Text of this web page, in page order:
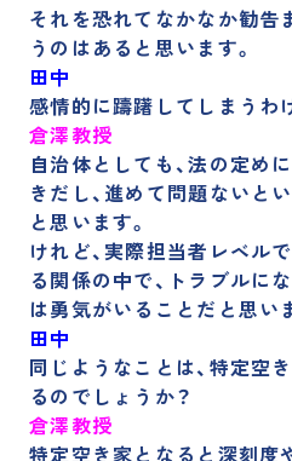
それを恐れてなかなか勧告
うのはあると思います。
田中
感情的に躊躇してしまうわ
倉澤教授
自治体としても、法の定め
きだし、進めて問題ないと
と思います。
けれど、実際担当者レベル
る関係の中で、トラブルに
は勇気がいることだと思い
田中
同じようなことは、特定空
るのでしょうか？
倉澤教授
特定空き家となると深刻度